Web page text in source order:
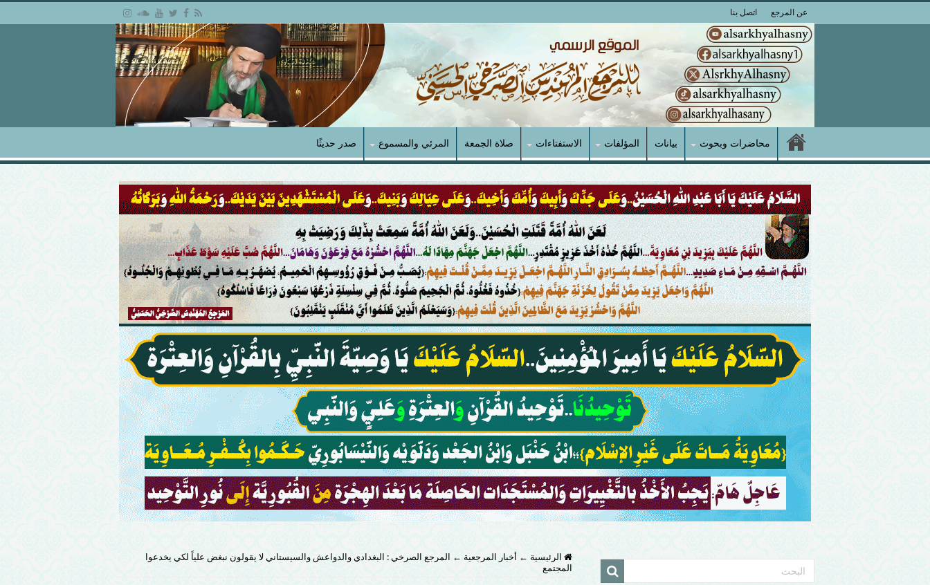
عن المرجع اتصل بنا
محاضرات وبحوث بيانات المؤلفات الاستفتاءات صلاة الجمعة المرئي والمسموع صدر حديثًا
الرئيسية ← أخبار المرجعية ← المرجع الصرخي : البغدادي والدواعش والسيستاني لا يقولون نبغض علياً لكي يخدعوا
المجتمع